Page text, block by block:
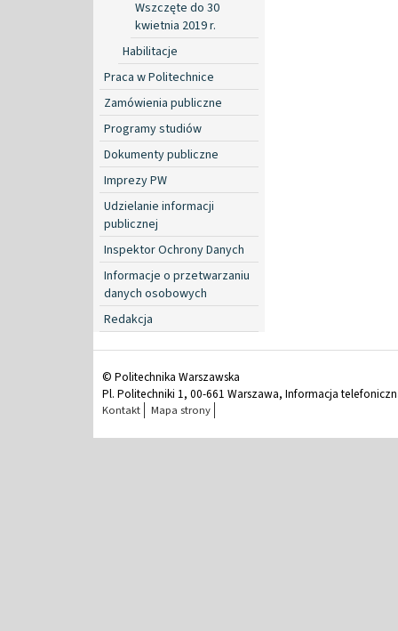
Wszczęte do 30
kwietnia 2019 r.
Habilitacje
Praca w Politechnice
Zamówienia publiczne
Programy studiów
Dokumenty publiczne
Imprezy PW
Udzielanie informacji
publicznej
Inspektor Ochrony Danych
Informacje o przetwarzaniu
danych osobowych
Redakcja
© Politechnika Warszawska
Pl. Politechniki 1, 00-661 Warszawa, Informacja
Kontakt Mapa strony